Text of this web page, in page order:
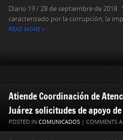
Diario 19 / 28 de septiembre de 2018
caracterizado por la corrupción, la
READ MORE »
Atiende Coordinación de
Juárez solicitudes de apoyo
POSTED IN COMUNICADOS | COMMENTS